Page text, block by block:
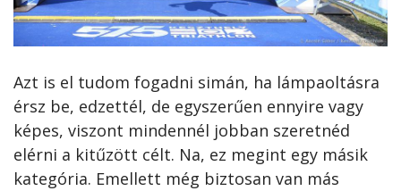
Azt is el tudom fogadni simán, ha lámpaoltásra
érsz be, edzettél, de egyszerűen ennyire vagy
képes, viszont mindennél jobban szeretnéd
elérni a kitűzött célt. Na, ez megint egy másik
kategória. Emellett még biztosan van más